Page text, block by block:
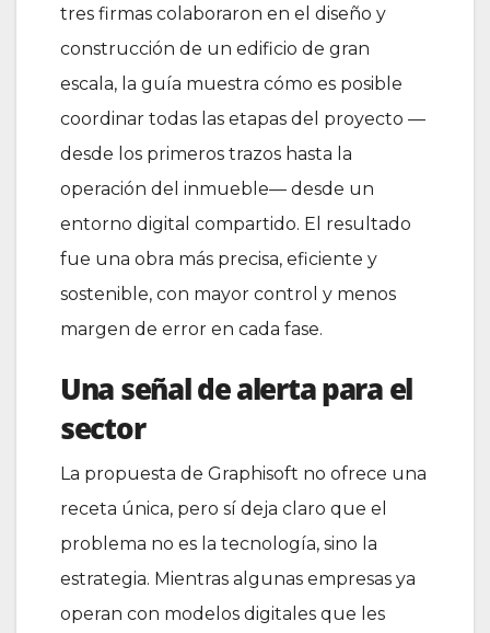
tres firmas colaboraron en el diseño y
construcción de un edificio de gran
escala, la guía muestra cómo es posible
coordinar todas las etapas del proyecto —
desde los primeros trazos hasta la
operación del inmueble— desde un
entorno digital compartido. El resultado
fue una obra más precisa, eficiente y
sostenible, con mayor control y menos
margen de error en cada fase.
Una señal de alerta para el
sector
La propuesta de Graphisoft no ofrece una
receta única, pero sí deja claro que el
problema no es la tecnología, sino la
estrategia. Mientras algunas empresas ya
operan con modelos digitales que les